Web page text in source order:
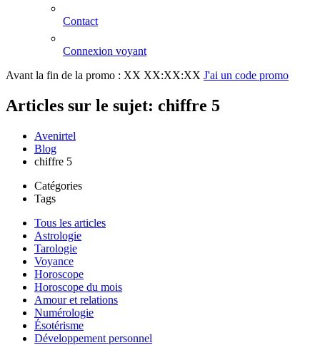
Contact
Connexion voyant
Avant la fin de la promo : XX XX:XX:XX J'ai un code promo
Articles sur le sujet: chiffre 5
Avenirtel
Blog
chiffre 5
Catégories
Tags
Tous les articles
Astrologie
Tarologie
Voyance
Horoscope
Horoscope du mois
Amour et relations
Numérologie
Ésotérisme
Développement personnel